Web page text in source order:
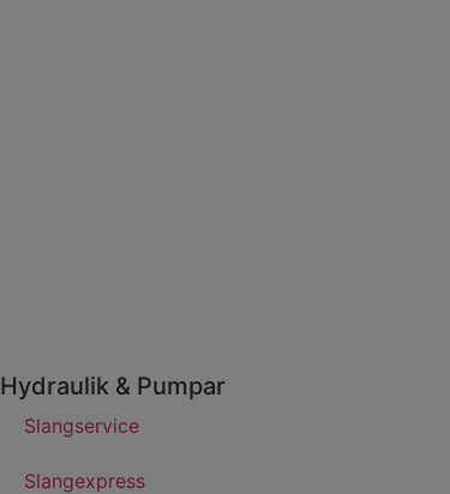
Hydraulik & Pumpar
Slangservice
Slangexpress